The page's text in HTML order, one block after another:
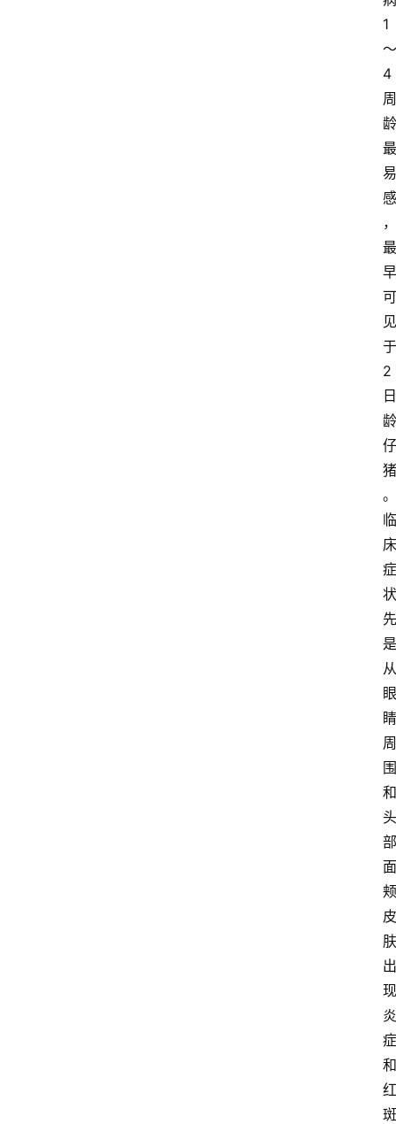
1
～
4
周
龄
最
易
感
，
最
早
可
见
于
2
日
龄
仔
猪
。
临
床
症
状
先
是
从
眼
睛
周
围
和
头
部
面
颊
皮
肤
出
现
炎
症
和
红
斑